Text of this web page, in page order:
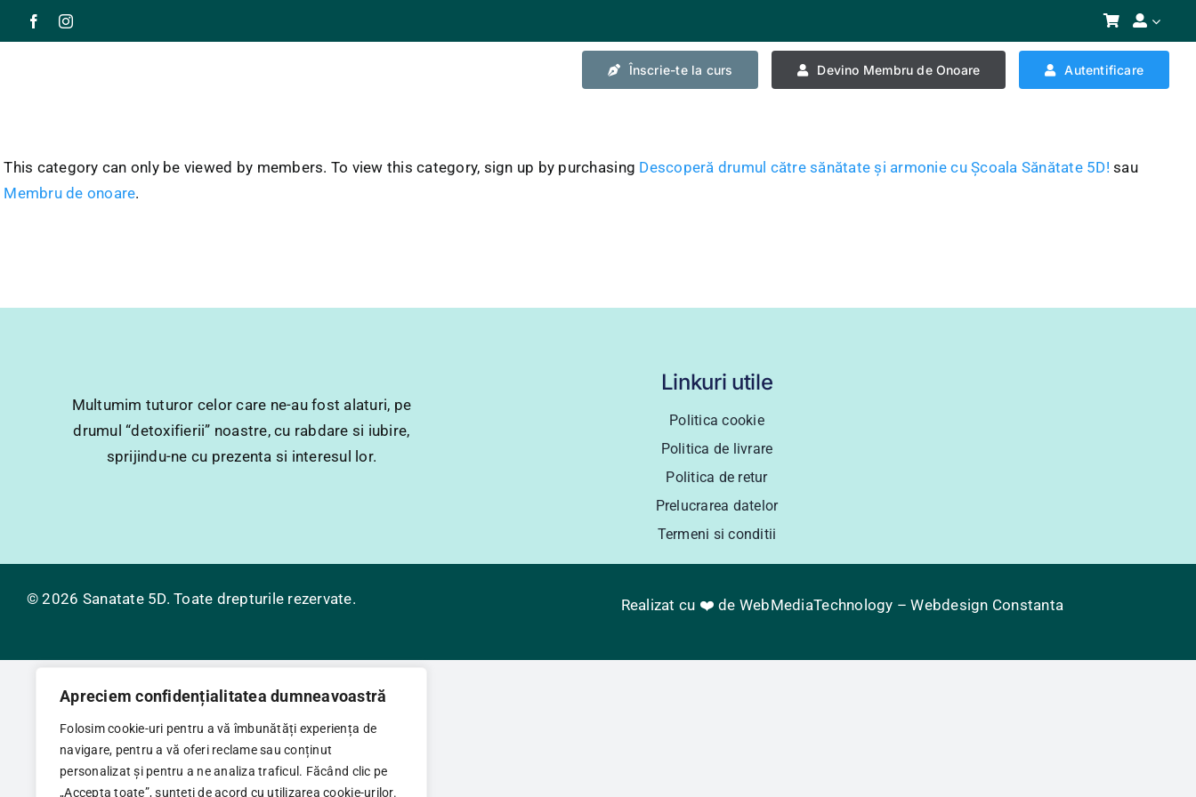
Apreciem confidențialitatea dumneavoastră
Folosim cookie-uri pentru a vă îmbunătăți experiența de
navigare, pentru a vă oferi reclame sau conținut
personalizat și pentru a ne analiza traficul. Făcând clic pe
„Accepta toate”, sunteți de acord cu utilizarea cookie-urilor.
to
Înscrie-te la curs Devino Membru de Onoare Autentificare
This category can only be viewed by members. To view this category, sign up by purchasing Descoperă drumul către sănătate și armonie cu Școala Sănătate 5D! sau
Membru de onoare.
Multumim tuturor celor care ne-au fost alaturi, pe
drumul “detoxifierii” noastre, cu rabdare si iubire,
sprijindu-ne cu prezenta si interesul lor.
Linkuri utile
Politica cookie
Politica de livrare
Politica de retur
Prelucrarea datelor
Termeni si conditii
© 2026 Sanatate 5D. Toate drepturile rezervate. Realizat cu ❤️ de WebMediaTechnology – Webdesign Constanta